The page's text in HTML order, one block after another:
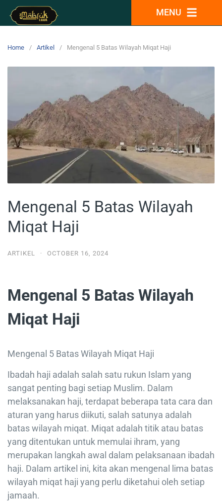
MENU
Home Artikel Mengenal 5 Batas Wilayah Miqat Haji
Mengenal 5 Batas Wilayah
Miqat Haji
ARTIKEL · OCTOBER 16, 2024
Mengenal 5 Batas Wilayah
Miqat Haji
Mengenal 5 Batas Wilayah Miqat Haji
Ibadah haji adalah salah satu rukun Islam yang
sangat penting bagi setiap Muslim. Dalam
melaksanakan haji, terdapat beberapa tata cara dan
aturan yang harus diikuti, salah satunya adalah
batas wilayah miqat. Miqat adalah titik atau batas
yang ditentukan untuk memulai ihram, yang
merupakan langkah awal dalam pelaksanaan ibadah
haji. Dalam artikel ini, kita akan mengenal lima batas
wilayah miqat haji yang perlu diketahui oleh setiap
jamaah.